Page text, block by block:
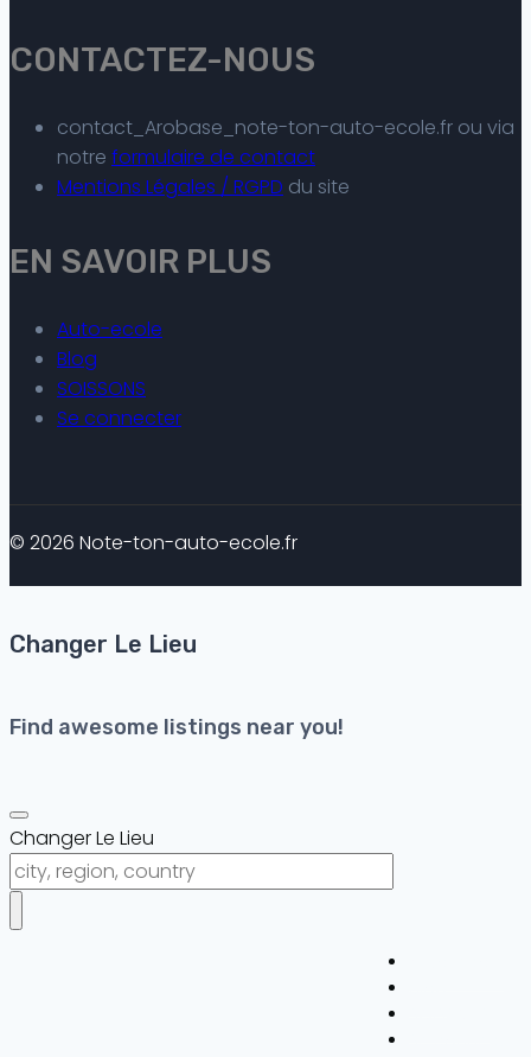
CONTACTEZ-NOUS
contact_Arobase_note-ton-auto-ecole.fr ou via
notre formulaire de contact
Mentions Légales / RGPD du site
EN SAVOIR PLUS
Auto-ecole
Blog
SOISSONS
Se connecter
© 2026 Note-ton-auto-ecole.fr
Changer Le Lieu
Find awesome listings near you!
Changer Le Lieu